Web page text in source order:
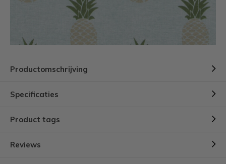
Productomschrijving
Specificaties
Product tags
Reviews